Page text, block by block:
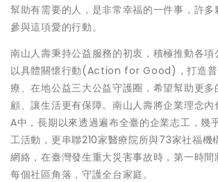
幫助有需要的人，是非常幸福的一件事，許
參與這項愛的行動。
南山人壽秉持公益服務的初衷，積極推動各
以具體關懷行動(Action for Good)，打造普
療、在地公益三大公益守護圈，希望幫助更多
顧、讓生活更有保障。南山人壽將企業理念內
A中，長期以來透過遍布全臺的企業志工，幾
工活動，更串聯210家醫療院所與73家社福機
網絡，在臺灣發生重大災害事故時，第一時間
每個社區角落，守護全台家庭。